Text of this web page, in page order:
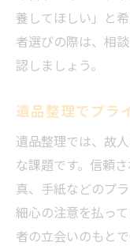
養してほしい」と
者選びの際は、相
認しましょう。
遺品整理でプラ
遺品整理では、故
な課題です。信頼
真、手紙などのプ
細心の注意を払っ
者の立会いのもと